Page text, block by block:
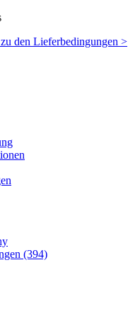
den Lieferbedingungen >
(394)